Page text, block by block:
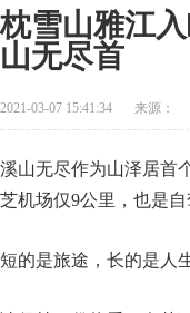
枕雪山雅江
山无尽首
2021-03-07 15:41:34 来源：
溪山无尽作为山泽居首
芝机场仅9公里，也是自
短的是旅途，长的是人